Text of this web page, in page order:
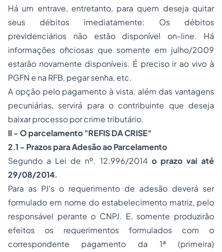
Há um entrave, entretanto, para quem deseja quitar
seus débitos imediatamente: Os débitos
previdenciários não estão disponível on-line. Há
informações oficiosas que somente em julho/2009
estarão novamente disponíveis. É preciso ir ao vivo à
PGFN e na RFB, pegar senha, etc.
A opção pelo pagamento à vista, além das vantagens
pecuniárias, servirá para o contribuinte que deseja
baixar processo por crime tributário.
II - O parcelamento "REFIS DA CRISE"
2.1 - Prazos para Adesão ao Parcelamento
Segundo a Lei de nº. 12.996/2014 o prazo vai até
29/08/2014.
Para as PJ's o requerimento de adesão deverá ser
formulado em nome do estabelecimento matriz, pelo
responsável perante o CNPJ. E, somente produzirão
efeitos os requerimentos formulados com o
correspondente pagamento da 1ª (primeira)